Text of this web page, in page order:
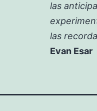
las
las
Evan Esar